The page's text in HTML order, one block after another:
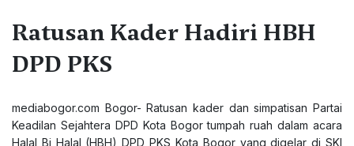
Ratusan Kader Hadiri HBH
DPD PKS
mediabogor.com Bogor- Ratusan kader dan simpatisan Partai
Keadilan Sejahtera DPD Kota Bogor tumpah ruah dalam acara
Halal Bi Halal (HBH) DPD PKS Kota Bogor yang digelar di SKI